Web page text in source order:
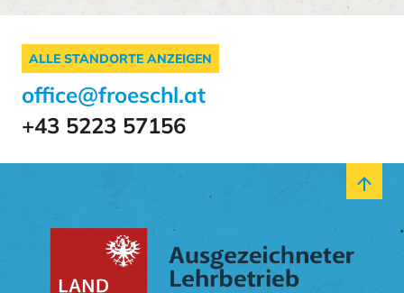
ALLE STANDORTE ANZEIGEN
office@froeschl.at
+43 5223 57156
arrow_upward